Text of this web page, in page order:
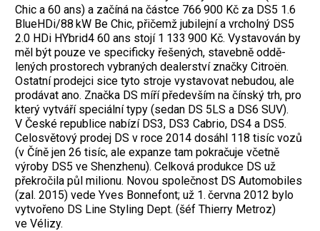
Chic a 60 ans) a začíná na částce 766 900 Kč za DS5 1.6
BlueHDi/88 kW Be Chic, přičemž jubilejní a vrcholný DS5
2.0 HDi HYbrid4 60 ans stojí 1 133 900 Kč. Vystavován by
měl být pouze ve specificky řešených, stavebně oddě-
lených prostorech vybraných dealerství značky Citroën.
Ostatní prodejci sice tyto stroje vystavovat nebudou, ale
prodávat ano. Značka DS míří především na čínský trh, pro
který vytváří speciální typy (sedan DS 5LS a DS6 SUV).
V České republice nabízí DS3, DS3 Cabrio, DS4 a DS5.
Celosvětový prodej DS v roce 2014 dosáhl 118 tisíc vozů
(v Číně jen 26 tisíc, ale expanze tam pokračuje včetně
výroby DS5 ve Shenzhenu). Celková produkce DS už
překročila půl milionu. Novou společnost DS Automobiles
(zal. 2015) vede Yves Bonnefont; už 1. června 2012 bylo
vytvořeno DS Line Styling Dept. (šéf Thierry Metroz)
ve Vélizy.